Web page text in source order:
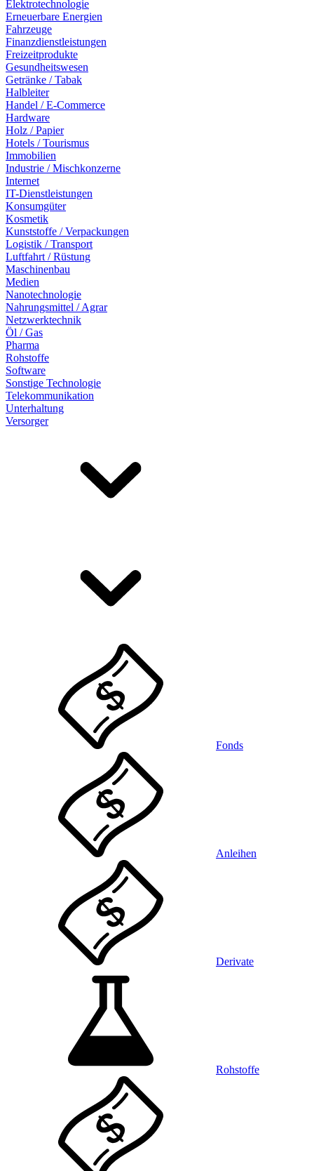
Elektrotechnologie
Erneuerbare Energien
Fahrzeuge
Finanzdienstleistungen
Freizeitprodukte
Gesundheitswesen
Getränke / Tabak
Halbleiter
Handel / E-Commerce
Hardware
Holz / Papier
Hotels / Tourismus
Immobilien
Industrie / Mischkonzerne
Internet
IT-Dienstleistungen
Konsumgüter
Kosmetik
Kunststoffe / Verpackungen
Logistik / Transport
Luftfahrt / Rüstung
Maschinenbau
Medien
Nanotechnologie
Nahrungsmittel / Agrar
Netzwerktechnik
Öl / Gas
Pharma
Rohstoffe
Software
Sonstige Technologie
Telekommunikation
Unterhaltung
Versorger
Fonds
Anleihen
Derivate
Rohstoffe